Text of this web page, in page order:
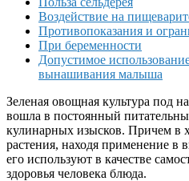
Воздействие на
Противопоказания и
При беременности
Допустимое
вынашивания малыша
Зеленая овощная культура под
вошла в постоянный
кулинарных изысков. Причем в
растения, находя применение в
его используют в качестве
здоровья человека блюда.